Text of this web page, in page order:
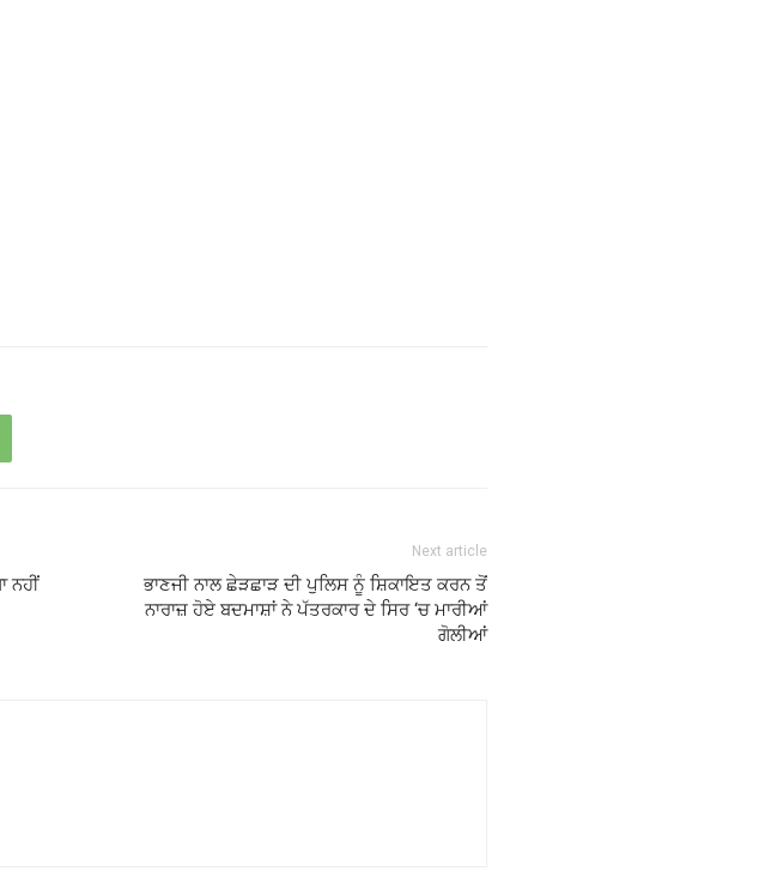
ਨਹੀਂ
Next article
ਭਾਣਜੀ ਨਾਲ ਛੇੜਛਾੜ ਦੀ ਪੁਲਿਸ ਨੂੰ ਸ਼ਿਕਾਇਤ ਕਰਨ ਤੋਂ
ਨਾਰਾਜ਼ ਹੋਏ ਬਦਮਾਸ਼ਾਂ ਨੇ ਪੱਤਰਕਾਰ ਦੇ ਸਿਰ ‘ਚ ਮਾਰੀਆਂ
ਗੋਲੀਆਂ